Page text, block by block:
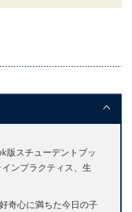
版スチューデントブッ
ンプラクティス、生
奇心に満ちた今日の子